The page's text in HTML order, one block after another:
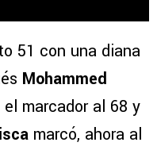
51 con una diana
Mohammed
marcador al 68 y
marcó, ahora al